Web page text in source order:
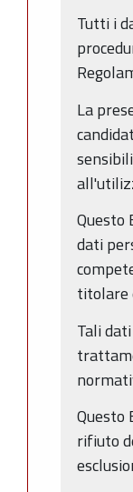
Tutti i
La
Questo
dati
titolare
Tali
Questo
rifiuto